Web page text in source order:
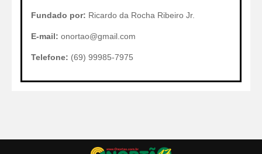
Fundado por: Ricardo da Rocha Ribeiro Jr.
E-mail: onortao@gmail.com
Telefone: (69) 99985-7975